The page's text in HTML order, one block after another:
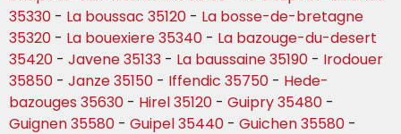
35330 - La boussac 35120 - La bosse-de-bretagne
35320 - La bouexiere 35340 - La bazouge-du-desert
35420 - Javene 35133 - La baussaine 35190 - Irodouer
35850 - Janze 35150 - Iffendic 35750 - Hede-
bazouges 35630 - Hirel 35120 - Guipry 35480 -
Guignen 35580 - Guipel 35440 - Guichen 35580 -